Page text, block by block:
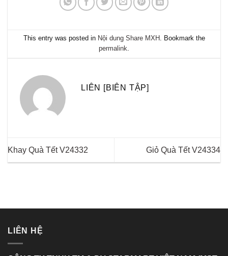
This entry was posted in Nội dung Share MXH . Bookmark the
permalink.
LIÊN [BIÊN TẬP]
Khay Quà Tết V24332 Giỏ Quà Tết V24334
LIÊN HỆ